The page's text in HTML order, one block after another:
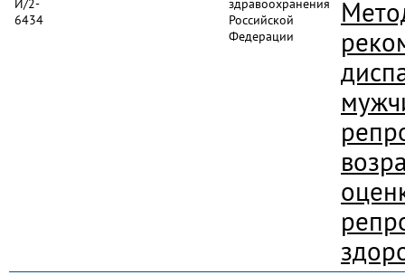
И/2-
6434
здравоохранения
Российской
Федерации